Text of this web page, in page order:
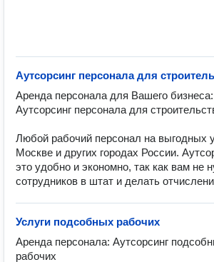
Аутсорсинг персонала для
Аренда персонала для Вашего бизнеса:
Аутсорсинг персонала для
Любой рабочий персонал на выгодных
Москве и других городах России.
это удобно и экономно, так как вам не
сотрудников в штат и делать
Услуги подсобных рабочих
Аренда персонала: Аутсорсинг
рабочих